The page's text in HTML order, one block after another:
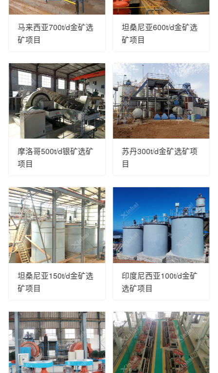
马来西亚700t/d金矿选
矿项目
坦桑尼亚600t/d金矿选
矿项目
摩洛哥500t/d银矿选矿
项目
苏丹300t/d金矿选矿项
目
坦桑尼亚150t/d金矿选
矿项目
印度尼西亚100t/d金矿
选矿项目